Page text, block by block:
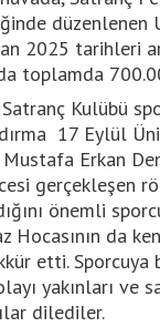
düzenlenen
2025 tarihleri
toplamda
Kulübü
17 Eylül
Erkan
gerçekleşen
önemli
da
etti. Sporcuya
yakınları ve
dilediler.